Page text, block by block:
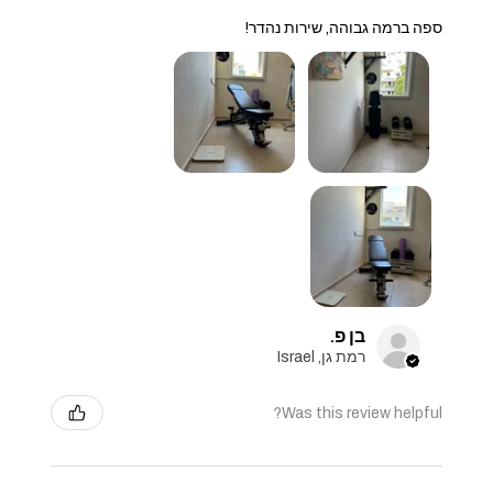
ספה ברמה גבוהה, שירות נהדר!
בן פ.
רמת גן, Israel
Was this review helpful?